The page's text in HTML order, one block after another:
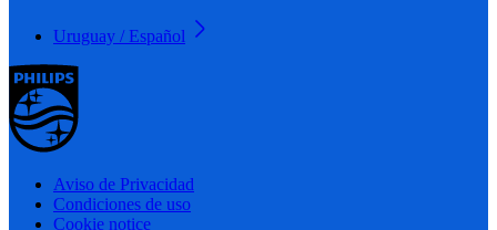
Uruguay / Español
Aviso de Privacidad
Condiciones de uso
Cookie notice